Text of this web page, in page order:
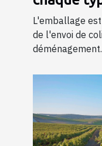
L'emballage
de l'envoi de
déménagement.